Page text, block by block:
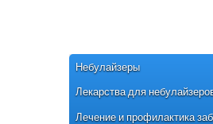
Небулайзеры
Лекарства для
Лечение и профилактика